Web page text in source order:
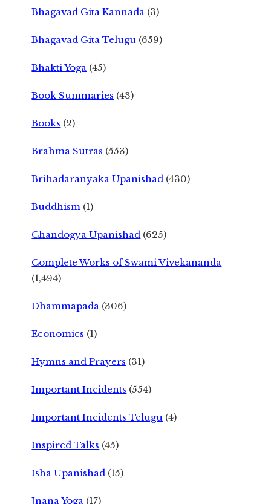
Bhagavad Gita Kannada (3)
Bhagavad Gita Telugu (659)
Bhakti Yoga (45)
Book Summaries (43)
Books (2)
Brahma Sutras (553)
Brihadaranyaka Upanishad (430)
Buddhism (1)
Chandogya Upanishad (625)
Complete Works of Swami Vivekananda
(1,494)
Dhammapada (306)
Economics (1)
Hymns and Prayers (31)
Important Incidents (554)
Important Incidents Telugu (4)
Inspired Talks (45)
Isha Upanishad (15)
Jnana Yoga (17)